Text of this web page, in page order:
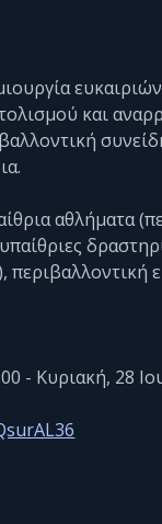
και
αθλήματα
- Κυριακή, 28